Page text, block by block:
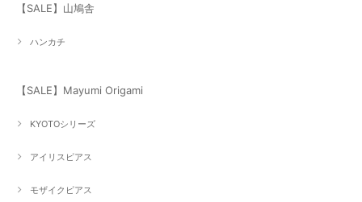
【SALE】山鳩舎
ハンカチ
【SALE】Mayumi Origami
KYOTOシリーズ
アイリスピアス
モザイクピアス